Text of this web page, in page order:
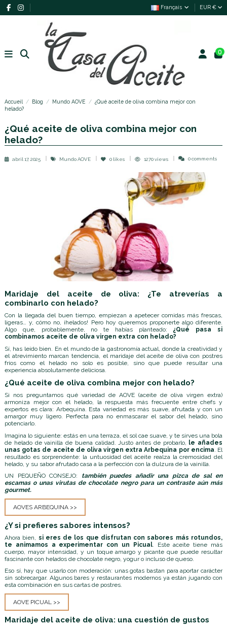
Français EUR €
0
Accueil Blog Mundo AOVE
¿Qué aceite de oliva combina mejor con
helado?
¿Qué aceite de oliva combina mejor con
helado?
abril 17, 2025 Mundo AOVE 0 likes 1270 views 0 comments
Maridaje del aceite de oliva: ¿Te atreverías a
combinarlo con helado?
Con la llegada del buen tiempo, empiezan a apetecer comidas más frescas,
ligeras… y, cómo no, ¡helados! Pero hoy queremos proponerte algo diferente.
Algo que, probablemente, no te habías planteado: ¿Qué pasa si
combinamos aceite de oliva virgen extra con helado?
Sí, has leído bien. En el mundo de la gastronomía actual, donde la creatividad y
el atrevimiento marcan tendencia, el maridaje del aceite de oliva con postres
fríos como el helado no solo es posible, sino que puede resultar una
experiencia absolutamente deliciosa.
¿Qué aceite de oliva combina mejor con helado?
Si nos preguntamos qué variedad de AOVE (aceite de oliva virgen extra)
armoniza mejor con el helado, la respuesta más frecuente entre chefs y
expertos es clara: Arbequina. Esta variedad es más suave, afrutada y con un
amargor muy ligero. Perfecta para no enmascarar el sabor del helado, sino
potenciarlo.
Imagina lo siguiente: estás en una terraza, el sol cae suave, y te sirves una bola
de helado de vainilla de buena calidad. Justo antes de probarlo,
le añades
unas gotas de aceite de oliva virgen extra Arbequina por encima . El
resultado es sorprendente: la untuosidad del aceite realza la cremosidad del
helado, y su sabor afrutado casa a la perfección con la dulzura de la vainilla.
UN PEQUEÑO CONSEJO: también puedes añadir una pizca de sal en
escamas o unas virutas de chocolate negro para un contraste aún más
gourmet.
AOVES ARBEQUINA >>
¿Y si prefieres sabores intensos?
Ahora bien, si eres de los que disfrutan con sabores más rotundos,
te animamos a experimentar con un Picual. Este aceite tiene más
cuerpo, mayor intensidad, y un toque amargo y picante que puede resultar
fascinante con helados de chocolate negro, yogur o incluso de queso.
Eso sí, hay que usarlo con moderación: unas gotas bastan para aportar carácter
sin sobrecargar. Algunos bares y restaurantes modernos ya están jugando con
esta combinación en sus cartas de postres.
AOVE PICUAL >>
Maridaje del aceite de oliva: una cuestión de gustos